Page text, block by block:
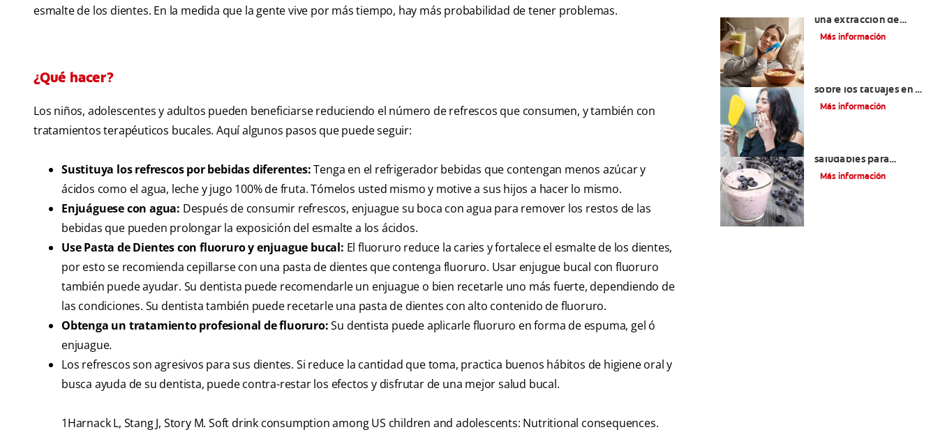
esmalte de los dientes. En la medida que la gente vive por más tiempo, hay más probabilidad de tener problemas.
¿Qué hacer?
Los niños, adolescentes y adultos pueden beneficiarse reduciendo el número de refrescos que consumen, y también con
tratamientos terapéuticos bucales. Aquí algunos pasos que puede seguir:
Sustituya los refrescos por bebidas diferentes:Tenga en el refrigerador bebidas que contengan menos azúcar y
ácidos como el agua, leche y jugo 100% de fruta. Tómelos usted mismo y motive a sus hijos a hacer lo mismo.
Enjuáguese con agua: Después de consumir refrescos, enjuague su boca con agua para remover los restos de las
bebidas que pueden prolongar la exposición del esmalte a los ácidos.
Use Pasta de Dientes con fluoruro y enjuague bucal: El fluoruro reduce la caries y fortalece el esmalte de los dientes,
por esto se recomienda cepillarse con una pasta de dientes que contenga fluoruro. Usar enjugue bucal con fluoruro
también puede ayudar. Su dentista puede recomendarle un enjuague o bien recetarle uno más fuerte, dependiendo de
las condiciones. Su dentista también puede recetarle una pasta de dientes con alto contenido de fluoruro.
Obtenga un tratamiento profesional de fluoruro:Su dentista puede aplicarle fluoruro en forma de espuma, gel ó
enjuague.
Los refrescos son agresivos para sus dientes. Si reduce la cantidad que toma, practica buenos hábitos de higiene oral y
busca ayuda de su dentista, puede contra-restar los efectos y disfrutar de una mejor salud bucal.
1Harnack L, Stang J, Story M. Soft drink consumption among US children and adolescents: Nutritional consequences.
una extracción de
muela? Guía de
Más información
sobre los tatuajes en el
labio
Más información
saludables para
empezar el día
Más información